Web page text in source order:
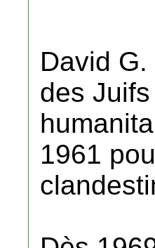
David
des
1961